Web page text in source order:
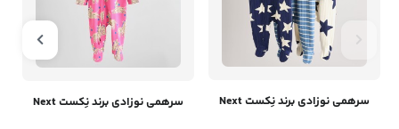
سرهمی نوزادی برند نِکست Next سرهمی نوزادی برند نِکست Next